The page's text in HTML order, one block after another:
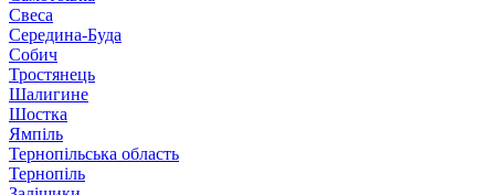
Свеса
Середина-Буда
Собич
Тростянець
Шалигине
Шостка
Ямпіль
Тернопільська область
Тернопіль